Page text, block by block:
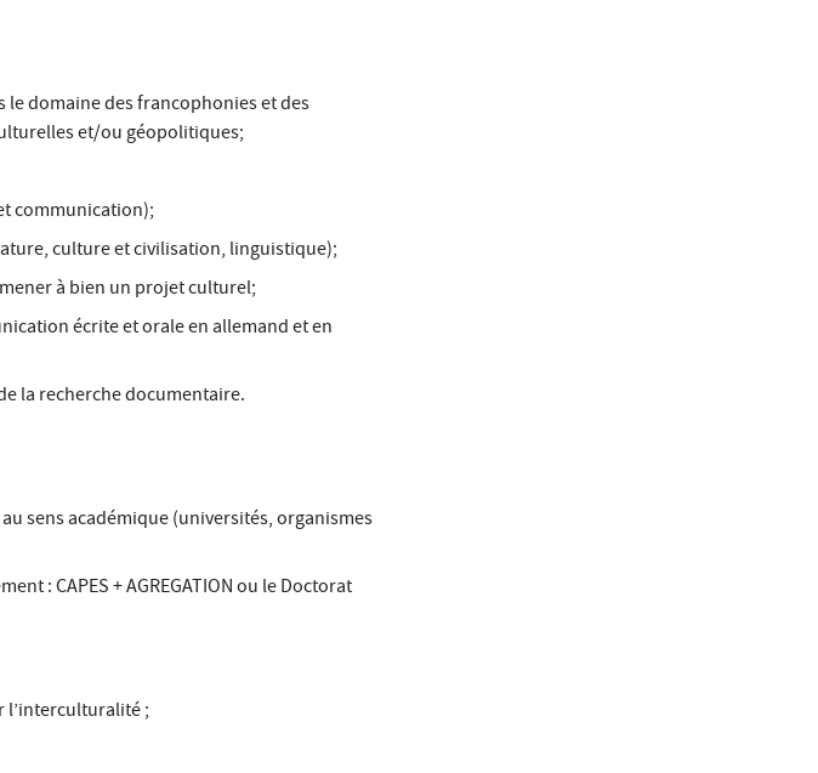
le domaine des francophonies et des
et/ou géopolitiques;
communication);
culture et civilisation, linguistique);
à bien un projet culturel;
écrite et orale en allemand et en
la recherche documentaire.
sens académique (universités, organismes
: CAPES + AGREGATION ou le Doctorat
l’interculturalité ;